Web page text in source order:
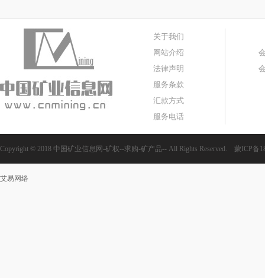
关于我们
网站介绍
法律声明
服务条款
汇款方式
服务电话
Copyright © 2018 中国矿业信息网-矿权--求购-矿产品-- All Rights Reserved. 蒙ICP备
艾易网络